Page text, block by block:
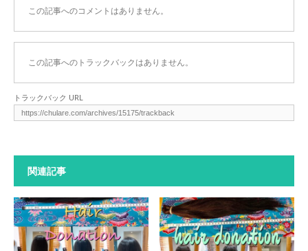
この記事へのコメントはありません。
この記事へのトラックバックはありません。
トラックバック URL
関連記事